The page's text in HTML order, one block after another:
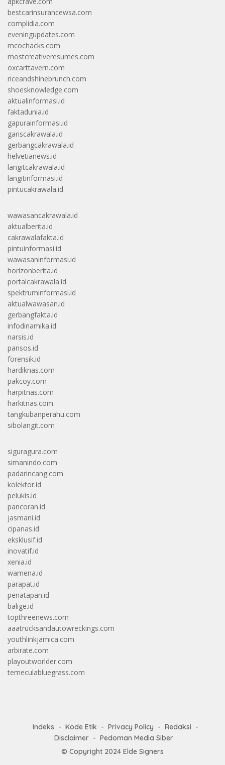
bestcarinsurancewsa.com
complidia.com
eveningupdates.com
mcochacks.com
mostcreativeresumes.com
oxcarttavern.com
riceandshinebrunch.com
shoesknowledge.com
aktualinformasi.id
faktadunia.id
gapurainformasi.id
gariscakrawala.id
gerbangcakrawala.id
helvetianews.id
langitcakrawala.id
langitinformasi.id
pintucakrawala.id
wawasancakrawala.id
aktualberita.id
cakrawalafakta.id
pintuinformasi.id
wawasaninformasi.id
horizonberita.id
portalcakrawala.id
spektruminformasi.id
aktualwawasan.id
gerbangfakta.id
infodinamika.id
narsis.id
pansos.id
forensik.id
hardiknas.com
pakcoy.com
harpitnas.com
harkitnas.com
tangkubanperahu.com
sibolangit.com
siguragura.com
simanindo.com
padarincang.com
kolektor.id
pelukis.id
pancoran.id
jasmani.id
cipanas.id
eksklusif.id
inovatif.id
xenia.id
wamena.id
parapat.id
penatapan.id
balige.id
topthreenews.com
aaatrucksandautowreckings.com
youthlinkjamica.com
arbirate.com
playoutworlder.com
temeculabluegrass.com
Indeks Kode Etik Privacy Policy
Redaksi
Disclaimer
Pedoman Media Siber
© Copyright 2024 Elde Signers